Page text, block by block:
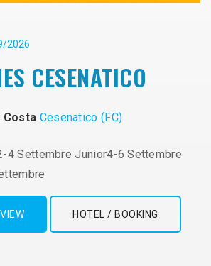
2026
CESENATICO
Costa Cesenatico (FC)
4 Settembre Junior4-6 Settembre
HOTEL / BOOKING